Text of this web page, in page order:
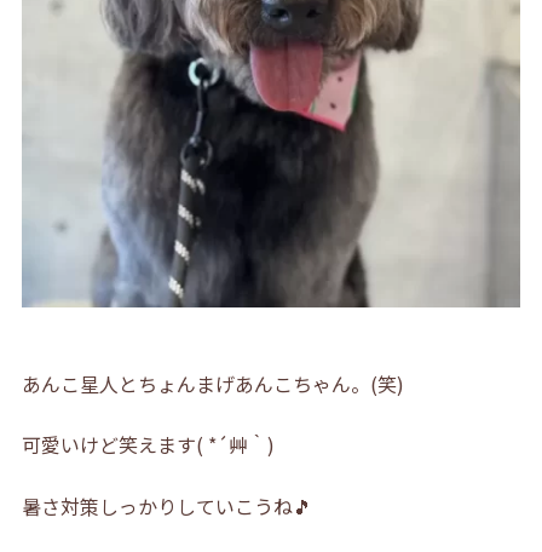
あんこ星人とちょんまげあんこちゃん。(笑)
可愛いけど笑えます( *´艸｀)
暑さ対策しっかりしていこうね🎵